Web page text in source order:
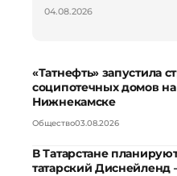
04.08.2026
«Татнефть» запустила
соципотечных домов на
Нижнекамске
Общество03.08.2026
В Татарстане
татарский Диснейленд